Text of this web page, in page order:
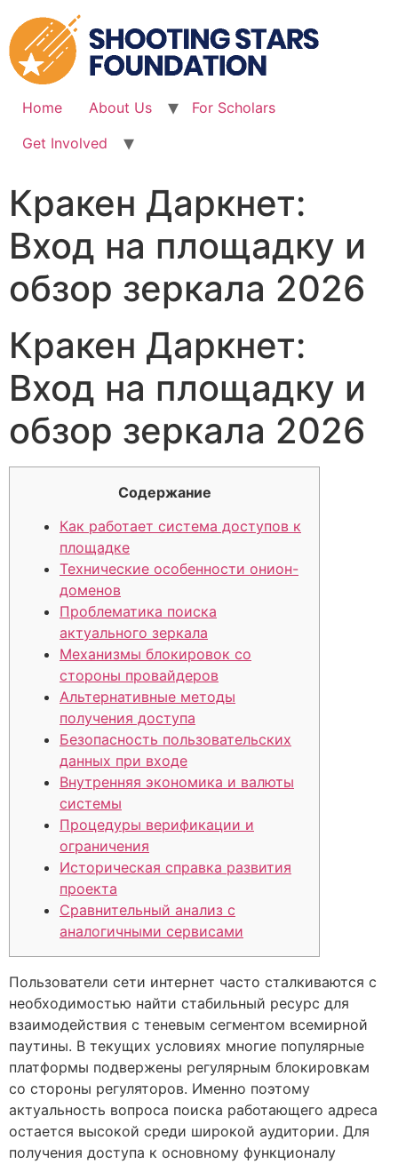
to
content
Home About Us
For Scholars
Get Involved
Кракен Даркнет:
Вход на площадку и
обзор зеркала 2026
Кракен Даркнет:
Вход на площадку и
обзор зеркала 2026
Содержание
Как работает система доступов к
площадке
Технические особенности онион-
доменов
Проблематика поиска
актуального зеркала
Механизмы блокировок со
стороны провайдеров
Альтернативные методы
получения доступа
Безопасность пользовательских
данных при входе
Внутренняя экономика и валюты
системы
Процедуры верификации и
ограничения
Историческая справка развития
проекта
Сравнительный анализ с
аналогичными сервисами
Пользователи сети интернет часто сталкиваются с
необходимостью найти стабильный ресурс для
взаимодействия с теневым сегментом всемирной
паутины. В текущих условиях многие популярные
платформы подвержены регулярным блокировкам
со стороны регуляторов. Именно поэтому
актуальность вопроса поиска работающего адреса
остается высокой среди широкой аудитории. Для
получения доступа к основному функционалу